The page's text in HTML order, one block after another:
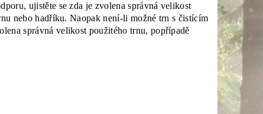
ujistěte se zda je zvolena správná velikost
nebo hadříku. Naopak není-li možné trn s čistícím
správná velikost použitého trnu, popřípadě